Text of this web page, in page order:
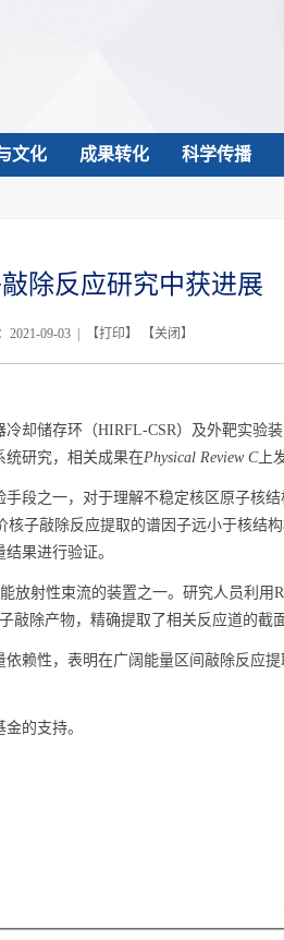
文化 成果转化 科学传播
除反应研究中获进展
2021-09-03 | 【打印】 【关闭 】
冷却储存环（HIRFL-CSR） 及外靶实验
统研究，相关成果在Physical Review C上
之一，对于理解不稳定核区原子核
子敲除反应提取的谱因子远小于核结
果进行验证。
射性束流的装置之一。研究人员利用
敲除产物，精确提取了相关反应道的截
性，表明在广阔能量区间敲除反应提
的支持。